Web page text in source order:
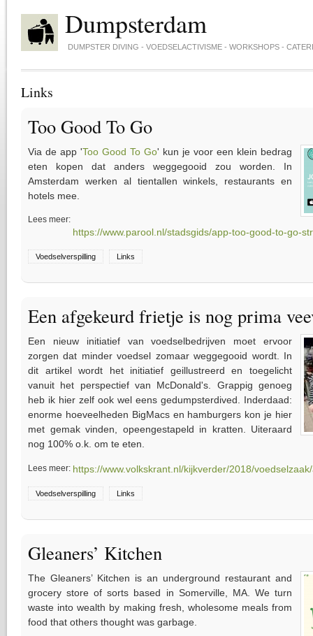
Dumpsterdam
DUMPSTER DIVING - VOEDSELACTIVISME - WORKSHOPS -
Links
Too Good To Go
Via de app 'Too Good To Go' kun je voor een klein bedrag
eten kopen dat anders weggegooid zou worden. In
Amsterdam werken al tientallen winkels, restaurants en
hotels mee.
Lees meer:
https://www.parool.nl/stadsgids/app-too-good-to-go-
Voedselverspilling Links
Een afgekeurd frietje is nog prima
Een nieuw initiatief van voedselbedrijven moet ervoor
zorgen dat minder voedsel zomaar weggegooid wordt. In
dit artikel wordt het initiatief geillustreerd en toegelicht
vanuit het perspectief van McDonald's. Grappig genoeg
heb ik hier zelf ook wel eens gedumpsterdived. Inderdaad:
enorme hoeveelheden BigMacs en hamburgers kon je hier
met gemak vinden, opeengestapeld in kratten. Uiteraard
nog 100% o.k. om te eten.
Lees meer: https://www.volkskrant.nl/kijkverder/2018/
Voedselverspilling Links
Gleaners’ Kitchen
The Gleaners’ Kitchen is an underground restaurant and
grocery store of sorts based in Somerville, MA. We turn
waste into wealth by making fresh, wholesome meals from
food that others thought was garbage.